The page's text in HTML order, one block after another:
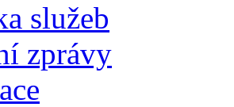
služeb
zprávy